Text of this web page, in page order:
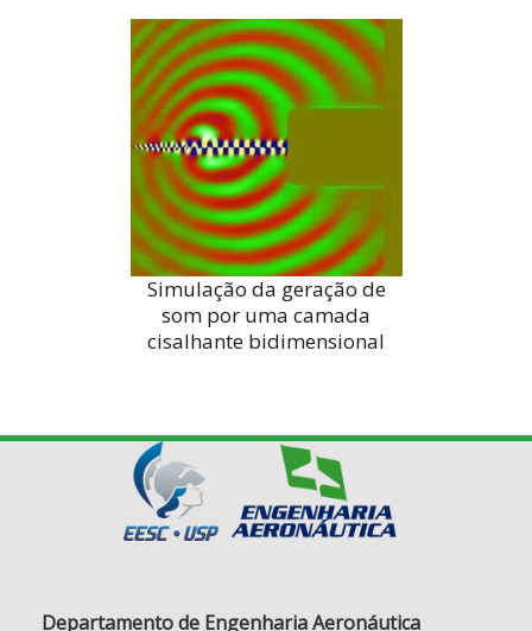
Simulação da geração de
som por uma camada
cisalhante bidimensional
Departamento de Engenharia Aeronáutica